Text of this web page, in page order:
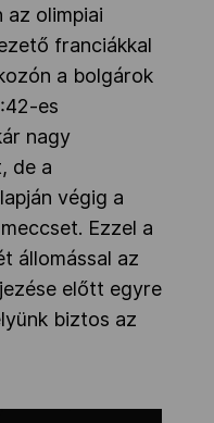
olimpiai
franciákkal
a bolgárok
es
nagy
de a
végig a
Ezzel a
állomással az
előtt egyre
biztos az